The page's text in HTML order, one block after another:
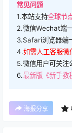
常见问题
1.本站支持全球节
2.微信Wechat端
3.Safari浏览器端
4.如需人工客服微
5.微信用户可关注
6.最新版《新手教
海报分享